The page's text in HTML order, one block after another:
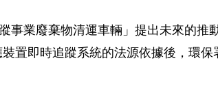
事業廢棄物清運車輛」提出未來的推
置即時追蹤系統的法源依據後，環保